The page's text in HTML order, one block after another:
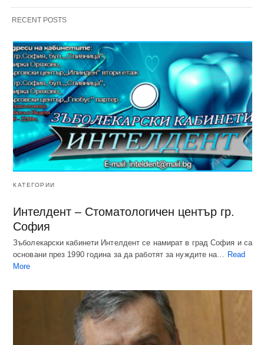
RECENT POSTS
КАТЕГОРИИ
Интелдент – Стоматологичен център гр.
София
Зъболекарски кабинети Интелдент се намират в град София и са
основани през 1990 година за да работят за нуждите на… Read
More